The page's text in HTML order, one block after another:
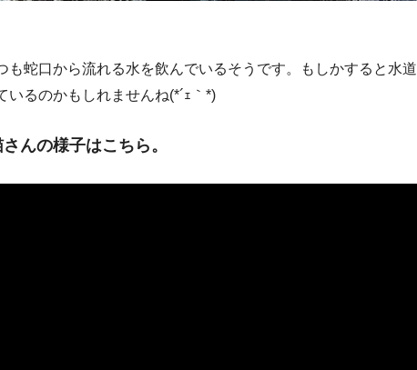
も蛇口から流れる水を飲んでいるそうです。もしかすると水道
るのかもしれませんね(*´ｪ｀*)
んの様子はこちら。